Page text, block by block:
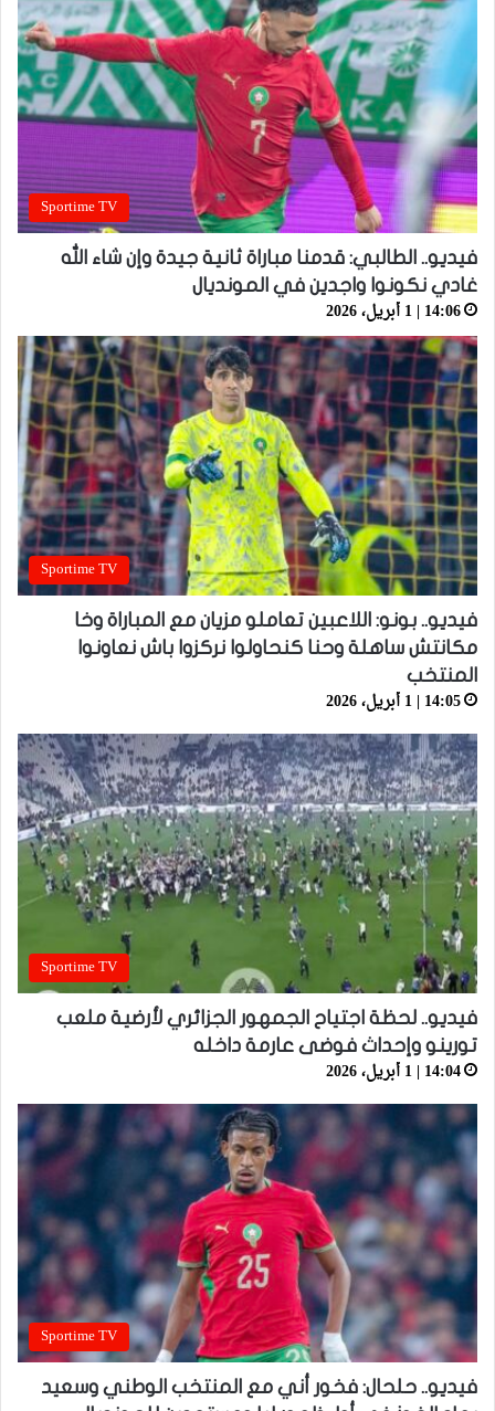
Sportime TV
فيديو.. الطالبي: قدمنا مباراة ثانية جيدة وإن شاء الله
غادي نكونوا واجدين في المونديال
14:06 | 1 أبريل، 2026
Sportime TV
فيديو.. بونو: اللاعبين تعاملو مزيان مع المباراة وخا
مكانتش ساهلة وحنا كنحاولوا نركزوا باش نعاونوا
المنتخب
14:05 | 1 أبريل، 2026
Sportime TV
فيديو.. لحظة اجتياح الجمهور الجزائري لأرضية ملعب
تورينو وإحداث فوضى عارمة داخله
14:04 | 1 أبريل، 2026
Sportime TV
فيديو.. حلحال: فخور أني مع المنتخب الوطني وسعيد